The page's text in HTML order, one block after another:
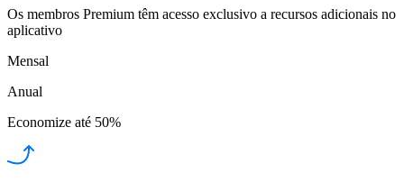
Os membros Premium têm acesso exclusivo a recursos adicionais no
aplicativo
Mensal
Anual
Economize até 50%